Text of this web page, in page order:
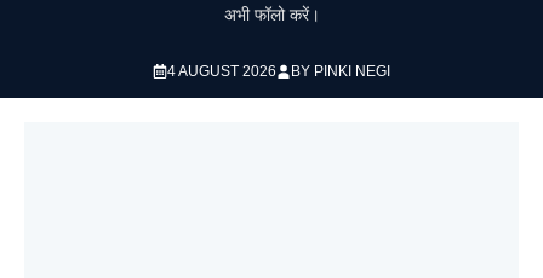
अभी फॉलो करें।
4 AUGUST 2026 BY PINKI NEGI